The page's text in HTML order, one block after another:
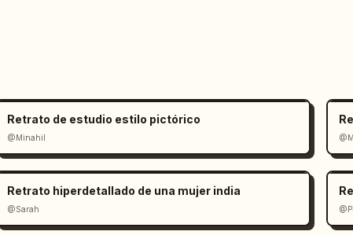
Retrato de estudio estilo pictórico
@Minahil
Retrato hiperdetallado de una mujer india
@Sarah